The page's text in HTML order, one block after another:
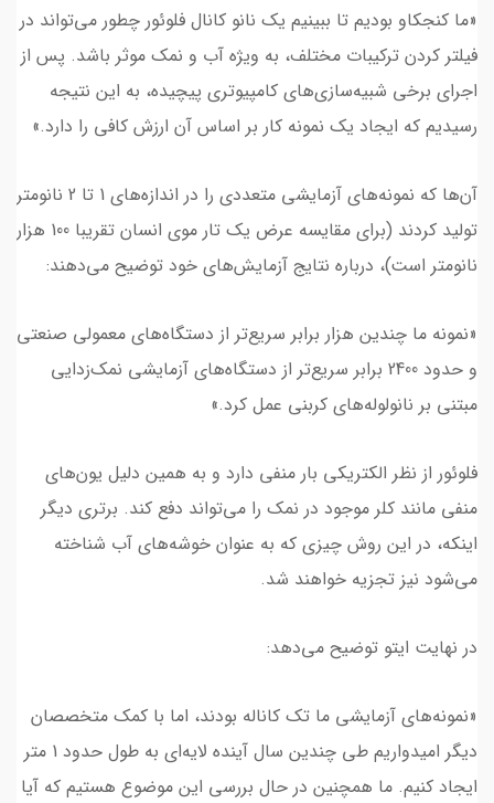
«ما کنجکاو بودیم تا ببینیم یک نانو کانال فلوئور چطور می‌تواند در
فیلتر کردن ترکیبات مختلف، به ویژه آب و نمک موثر باشد. پس از
اجرای برخی شبیه‌سازی‌های کامپیوتری پیچیده، به این نتیجه
رسیدیم که ایجاد یک نمونه کار بر اساس آن ارزش کافی را دارد.»
آن‌ها که نمونه‌های آزمایشی متعددی را در اندازه‌های 1 تا 2 نانومتر
تولید کردند (برای مقایسه عرض یک تار موی انسان تقریبا 100 هزار
نانومتر است)، درباره نتایج آزمایش‌های خود توضیح می‌دهند:
«نمونه ما چندین هزار برابر سریع‌تر از دستگاه‌های معمولی صنعتی
و حدود 2400 برابر سریع‌تر از دستگاه‌های آزمایشی نمک‌زدایی
مبتنی بر نانولوله‌های کربنی عمل کرد.»
فلوئور از نظر الکتریکی بار منفی دارد و به همین دلیل یون‌های
منفی مانند کلر موجود در نمک را می‌تواند دفع کند. برتری دیگر
اینکه، در این روش چیزی که به عنوان خوشه‌های آب شناخته
می‌شود نیز تجزیه خواهند شد.
در نهایت ایتو توضیح می‌دهد:
«نمونه‌های آزمایشی ما تک کاناله بودند، اما با کمک متخصصان
دیگر امیدواریم طی چندین سال آینده لایه‌ای به طول حدود 1 متر
ایجاد کنیم. ما همچنین در حال بررسی این موضوع هستیم که آیا